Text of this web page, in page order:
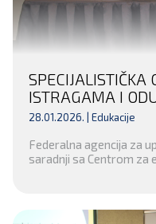
SPECIJALISTIČKA
ISTRAGAMA I
INSTITUCIJE
OPĆINSKIM
28.01.2026. | Edukacije
Federalna agencija za
saradnji sa Centrom za